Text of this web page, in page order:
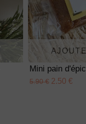
Mini pain
5.90 € 2.50 €